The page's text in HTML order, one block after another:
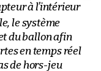
à l’intérieur
le système
du ballon afin
en temps réel
de hors-jeu